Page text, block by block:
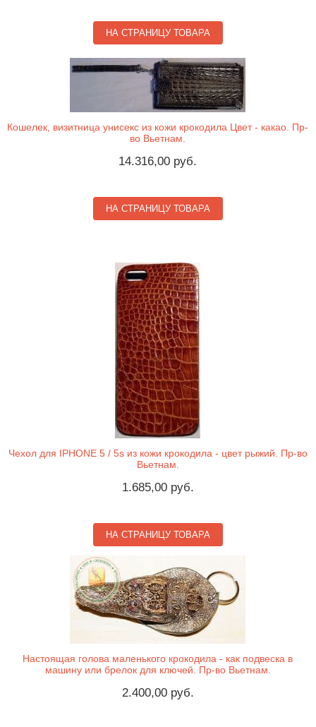
НА СТРАНИЦУ ТОВАРА
Кошелек, визитница унисекс из кожи крокодила Цвет - какао. Пр-
во Вьетнам.
14.316,00 руб.
НА СТРАНИЦУ ТОВАРА
Чехол для IPHONE 5 / 5s из кожи крокодила - цвет рыжий. Пр-во
Вьетнам.
1.685,00 руб.
НА СТРАНИЦУ ТОВАРА
Настоящая голова маленького крокодила - как подвеска в
машину или брелок для ключей. Пр-во Вьетнам.
2.400,00 руб.